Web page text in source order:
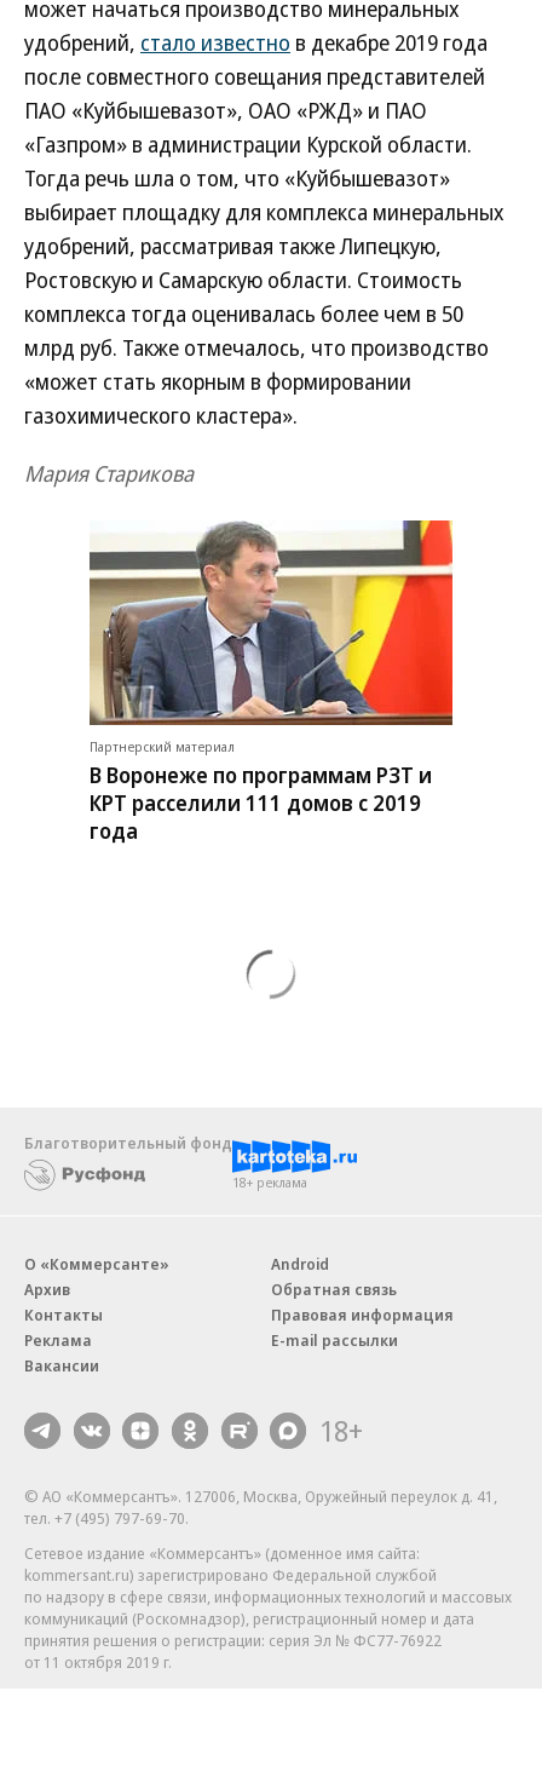
может начаться производство минеральных
удобрений, стало известно в декабре 2019 года
после совместного совещания представителей
ПАО «Куйбышевазот», ОАО «РЖД» и ПАО
«Газпром» в администрации Курской области.
Тогда речь шла о том, что «Куйбышевазот»
выбирает площадку для комплекса минеральных
удобрений, рассматривая также Липецкую,
Ростовскую и Самарскую области. Стоимость
комплекса тогда оценивалась более чем в 50
млрд руб. Также отмечалось, что производство
«может стать якорным в формировании
газохимического кластера».
Мария Старикова
Партнерский материал
В Воронеже по программам РЗТ и
КРТ расселили 111 домов с 2019
года
Благотворительный фонд
18+ реклама
О «Коммерсанте»
Архив
Контакты
Реклама
Вакансии
Android
Обратная связь
Правовая информация
E-mail рассылки
18+
© АО «Коммерсантъ». 127006, Москва, Оружейный переулок д. 41,
тел. +7 (495) 797-69-70.
Сетевое издание «Коммерсантъ» (доменное имя сайта:
kommersant.ru) зарегистрировано Федеральной службой
по надзору в сфере связи, информационных технологий и массовых
коммуникаций (Роскомнадзор), регистрационный номер и дата
принятия решения о регистрации: серия Эл № ФС77-76922
от 11 октября 2019 г.